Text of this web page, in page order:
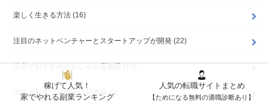
楽しく生きる方法 (16)
注目のネットベンチャーとスタートアップが開発 (22)
渋谷でおすすめの安い居酒屋 (9)
稼げて人気！
家でやれる副業ランキング
人気の転職サイトまとめ
【ためになる無料の適職診断あり】